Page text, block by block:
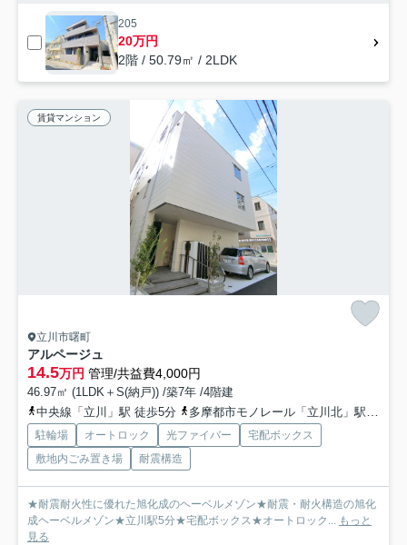
205
20万円
2階 / 50.79㎡ / 2LDK
賃貸マンション
立川市曙町
アルページュ
14.5万円 管理/共益費4,000円
46.97㎡ (1LDK＋S(納戸)) /築7年 /4階建
中央線「立川」駅 徒歩5分
多摩都市モノレール「立川北」駅 徒歩5分
駐輪場 オートロック 光ファイバー
宅配ボックス
敷地内ごみ置き場
耐震構造
★耐震耐火性に優れた旭化成のヘーベルメゾン★耐震・耐火構造の旭化
成ヘーベルメゾン★立川駅5分★宅配ボックス★オートロック... もっと
見る